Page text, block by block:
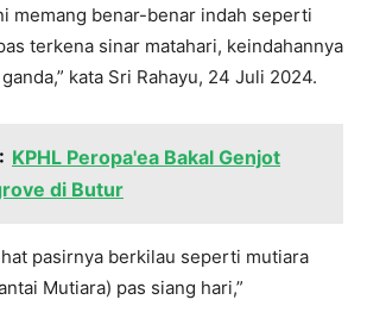
memang benar-benar indah seperti
terkena sinar matahari, keindahannya
kata Sri Rahayu, 24 Juli 2024.
KPHL Peropa'ea Bakal Genjot
di Butur
pasirnya berkilau seperti mutiara
Mutiara) pas siang hari,”